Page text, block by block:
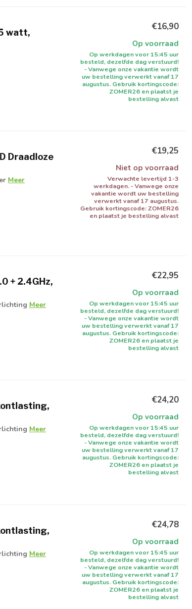
watt,
€16,90
Op voorraad
Op werkdagen voor 15:45 uur
besteld, dezelfde dag verstuurd!
- Vanwege onze vakantie wordt
uw bestelling verwerkt vanaf 17
augustus. Gebruik kortingscode:
ZOMER26 en plaatst je
bestelling alvast
Draadloze
Meer
€19,25
Niet op voorraad
Verwachte levertijd 1-3
werkdagen. - Vanwege onze
vakantie wordt uw bestelling
verwerkt vanaf 17 augustus.
Gebruik kortingscode: ZOMER26
en plaatst je bestelling alvast
+ 2.4GHz,
Meer
€22,95
Op voorraad
Op werkdagen voor 15:45 uur
besteld, dezelfde dag verstuurd!
- Vanwege onze vakantie wordt
uw bestelling verwerkt vanaf 17
augustus. Gebruik kortingscode:
ZOMER26 en plaatst je
bestelling alvast
Meer
€24,20
Op voorraad
Op werkdagen voor 15:45 uur
besteld, dezelfde dag verstuurd!
- Vanwege onze vakantie wordt
uw bestelling verwerkt vanaf 17
augustus. Gebruik kortingscode:
ZOMER26 en plaatst je
bestelling alvast
Meer
€24,78
Op voorraad
Op werkdagen voor 15:45 uur
besteld, dezelfde dag verstuurd!
- Vanwege onze vakantie wordt
uw bestelling verwerkt vanaf 17
augustus. Gebruik kortingscode:
ZOMER26 en plaatst je
bestelling alvast